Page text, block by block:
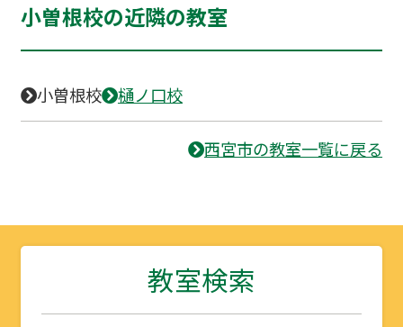
小曽根校の近隣の教室
小曽根校 樋ノ口校
西宮市の教室一覧に戻る
教室検索